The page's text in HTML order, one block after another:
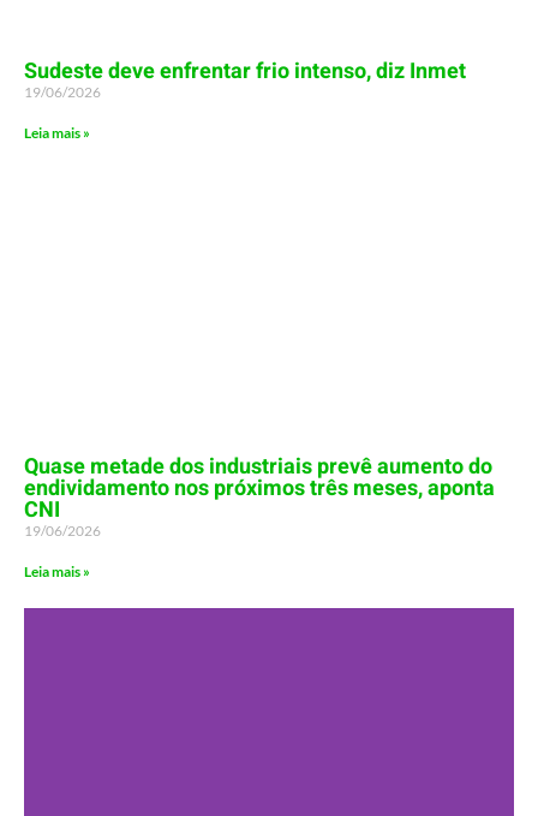
Sudeste deve enfrentar frio intenso, diz Inmet
19/06/2026
Leia mais »
Quase metade dos industriais prevê aumento do
endividamento nos próximos três meses, aponta
CNI
19/06/2026
Leia mais »